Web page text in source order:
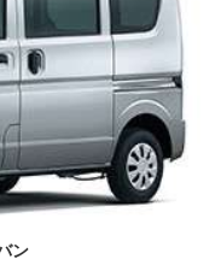
ン